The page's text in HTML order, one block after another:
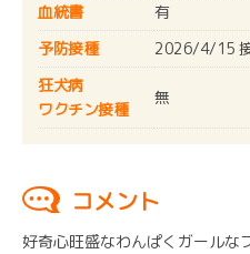
血統書
有
予防接種
2026/4/15
狂犬病
ワクチン接種
無
コメント
好奇心旺盛なわんぱくガール